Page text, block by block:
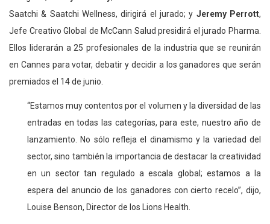
Saatchi & Saatchi Wellness, dirigirá el jurado; y Jeremy Perrott,
Jefe Creativo Global de McCann Salud presidirá el jurado Pharma.
Ellos liderarán a 25 profesionales de la industria que se reunirán
en Cannes para votar, debatir y decidir a los ganadores que serán
premiados el 14 de junio.
“Estamos muy contentos por el volumen y la diversidad de las
entradas en todas las categorías, para este, nuestro año de
lanzamiento. No sólo refleja el dinamismo y la variedad del
sector, sino también la importancia de destacar la creatividad
en un sector tan regulado a escala global; estamos a la
espera del anuncio de los ganadores con cierto recelo”, dijo,
Louise Benson, Director de los Lions Health.